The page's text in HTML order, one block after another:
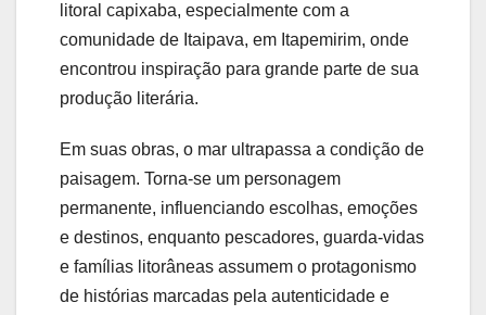
litoral capixaba, especialmente com a
comunidade de Itaipava, em Itapemirim, onde
encontrou inspiração para grande parte de sua
produção literária.
Em suas obras, o mar ultrapassa a condição de
paisagem. Torna-se um personagem
permanente, influenciando escolhas, emoções
e destinos, enquanto pescadores, guarda-vidas
e famílias litorâneas assumem o protagonismo
de histórias marcadas pela autenticidade e